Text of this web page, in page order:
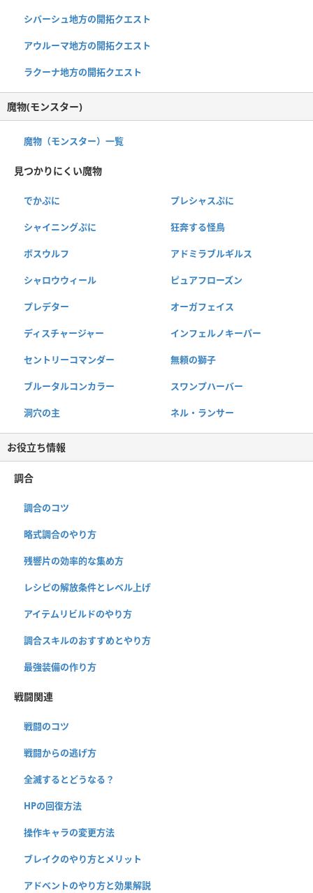
シバーシュ地方の開拓クエスト
アウルーマ地方の開拓クエスト
ラクーナ地方の開拓クエスト
魔物(モンスター)
魔物（モンスター）一覧
見つかりにくい魔物
でかぷに プレシャスぷに
シャイニングぷに 狂奔する怪鳥
ボスウルフ アドミラブルギルス
シャロウウィール ピュアフローズン
プレデター オーガフェイス
ディスチャージャー インフェルノキーパー
セントリーコマンダー 無頼の獅子
ブルータルコンカラー スワンプハーバー
洞穴の主 ネル・ランサー
お役立ち情報
調合
調合のコツ
略式調合のやり方
残響片の効率的な集め方
レシピの解放条件とレベル上げ
アイテムリビルドのやり方
調合スキルのおすすめとやり方
最強装備の作り方
戦闘関連
戦闘のコツ
戦闘からの逃げ方
全滅するとどうなる？
HPの回復方法
操作キャラの変更方法
ブレイクのやり方とメリット
アドベントのやり方と効果解説